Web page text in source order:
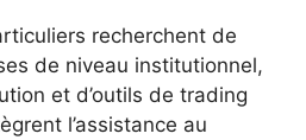
recherchent de
de niveau institutionnel,
et d’outils de trading
l’assistance au